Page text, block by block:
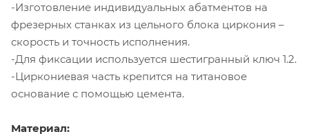
-Изготовление индивидуальных абатментов на
фрезерных станках из цельного блока циркония –
скорость и точность исполнения.
-Для фиксации используется шестигранный ключ 1.2.
-Циркониевая часть крепится на титановое
основание с помощью цемента.
Материал: